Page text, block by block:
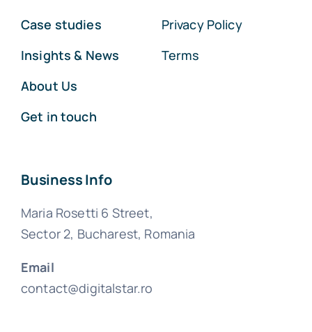
Case studies
Insights & News
About Us
Get in touch
Privacy Policy
Terms
Business Info
Maria Rosetti 6 Street,
Sector 2, Bucharest, Romania
Email
contact@digitalstar.ro